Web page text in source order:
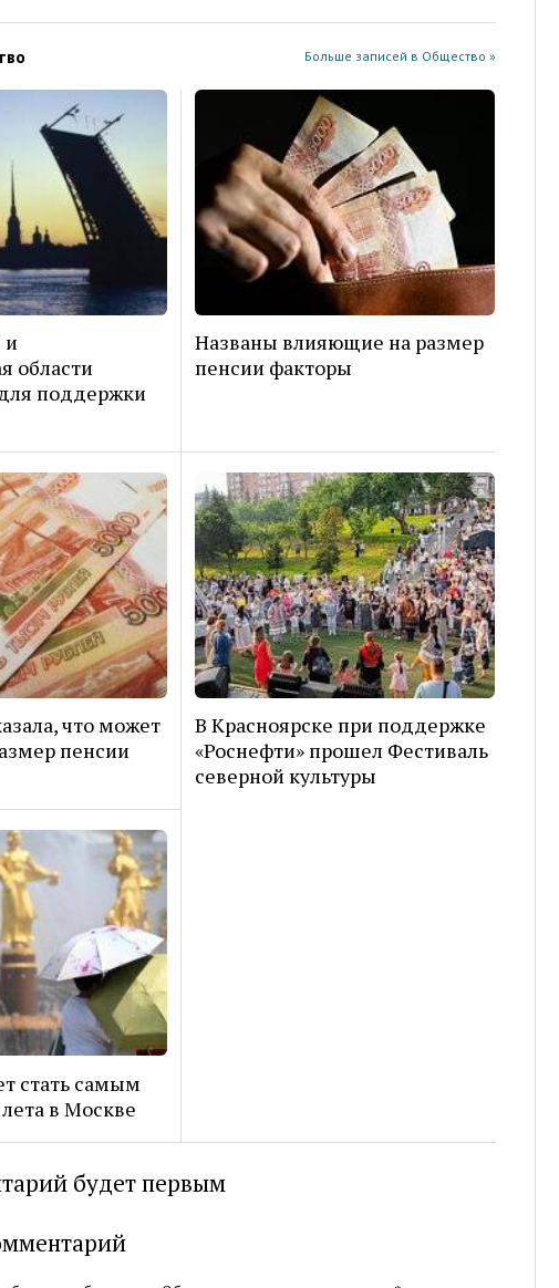
Больше записей в Общество »
и
области
поддержки
Названы влияющие на размер
пенсии факторы
что может
пенсии
В Красноярске при поддержке
«Роснефти» прошел Фестиваль
северной культуры
стать самым
в Москве
будет первым